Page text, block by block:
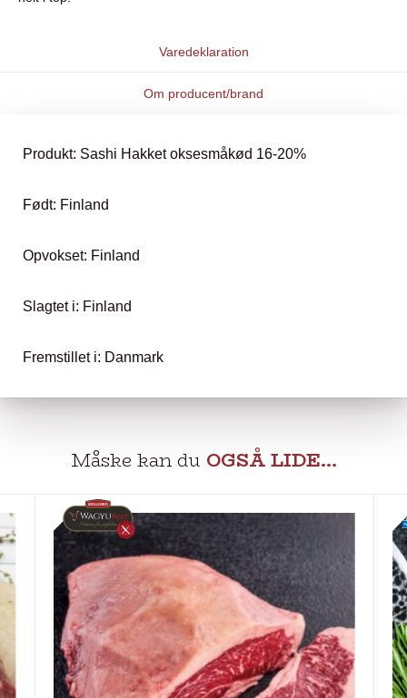
Varedeklaration
Om producent/brand
Produkt: Sashi Hakket oksesmåkød 16-20%
Født: Finland
Opvokset: Finland
Slagtet i: Finland
Fremstillet i: Danmark
Måske kan du OGSÅ LIDE…